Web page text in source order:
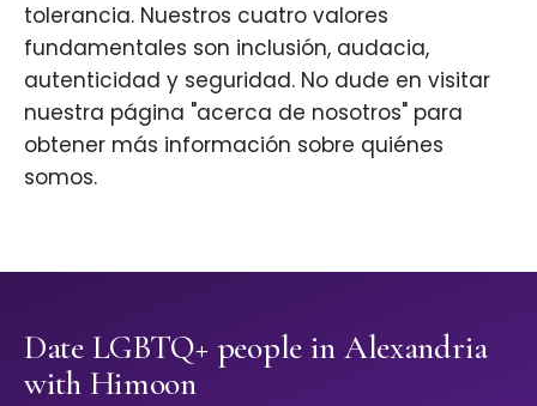
tolerancia. Nuestros cuatro valores
fundamentales son inclusión, audacia,
autenticidad y seguridad. No dude en visitar
nuestra página "acerca de nosotros" para
obtener más información sobre quiénes
somos.
Date LGBTQ+ people in Alexandria
with Himoon